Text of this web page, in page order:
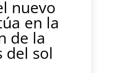
nuevo
en la
de la
del sol